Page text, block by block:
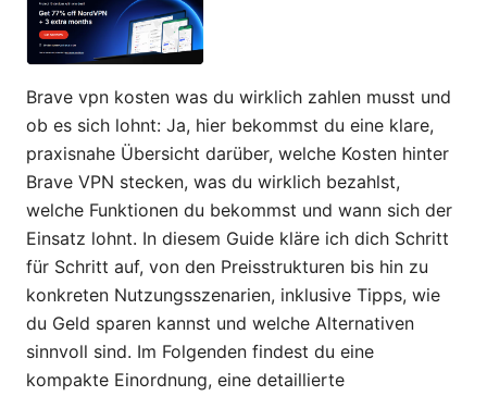
Brave vpn kosten was du wirklich zahlen musst und
ob es sich lohnt: Ja, hier bekommst du eine klare,
praxisnahe Übersicht darüber, welche Kosten hinter
Brave VPN stecken, was du wirklich bezahlst,
welche Funktionen du bekommst und wann sich der
Einsatz lohnt. In diesem Guide kläre ich dich Schritt
für Schritt auf, von den Preisstrukturen bis hin zu
konkreten Nutzungsszenarien, inklusive Tipps, wie
du Geld sparen kannst und welche Alternativen
sinnvoll sind. Im Folgenden findest du eine
kompakte Einordnung, eine detaillierte